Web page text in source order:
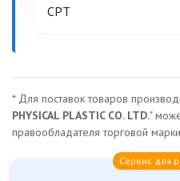
CPT
* Для поставок товаров
PHYSICAL PLASTIC CO. LTD."
правообладателя торговой
Сервис для